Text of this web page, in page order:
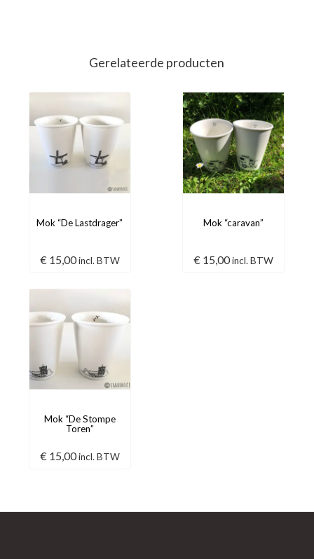
Gerelateerde producten
Mok “De Lastdrager”
€15,00 incl. BTW
Mok “caravan”
€ 15,00incl. BTW
Mok “De Stompe
Toren”
€15,00 incl. BTW